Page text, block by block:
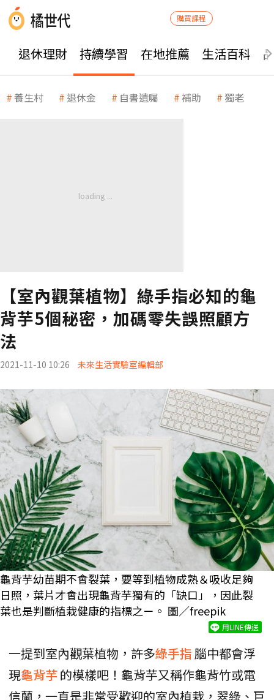
購買課程
退休理財 持續學習 在地推薦 生活百科
養生村 退休金 自書遺囑 補助 獨老
【室內觀葉植物】綠手指必知的龜
背芋5個秘密，加碼零失誤照顧方
法
2021-11-10 10:26 未來生活實驗室編輯部
龜背芋幼苗期不會裂葉，要等到植物成熟＆吸收足夠
日照，葉片才會出現龜背芋獨有的「缺口」，因此裂
葉也是判斷植栽健康的指標之ㄧ。 圖／freepik
用LINE傳送
一提到室內觀葉植物，許多綠手指腦中都會浮
現龜背芋的模樣吧！龜背芋又稱作龜背竹或電
信蘭，一直是非常受歡迎的室內植栽，翠綠、巨